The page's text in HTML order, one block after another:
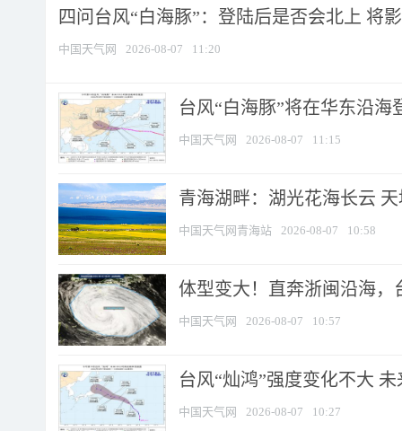
四问台风“白海豚”：登陆后是否会北上 将
中国天气网 2026-08-07 11:20
台风“白海豚”将在华东沿
中国天气网 2026-08-07 11:15
青海湖畔：湖光花海长云
中国天气网青海站 2026-08-07 10:58
体型变大！直奔浙闽沿海，
中国天气网 2026-08-07 10:57
台风“灿鸿”强度变化不大
中国天气网 2026-08-07 10:27